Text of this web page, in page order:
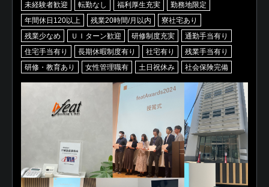
未経験者歓迎 転勤なし 福利厚生充実
勤務地限定
年間休日120以上
残業20時間/月以内
寮社宅あり
残業少なめ
ＵＩターン歓迎 研修制度充実
通勤手当有り
住宅手当有り
長期休暇制度有り 社宅有り
残業手当有り
研修・教育あり
女性管理職有 土日祝休み 社会保険完備